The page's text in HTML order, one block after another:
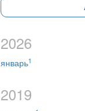
2026
январь1
2019